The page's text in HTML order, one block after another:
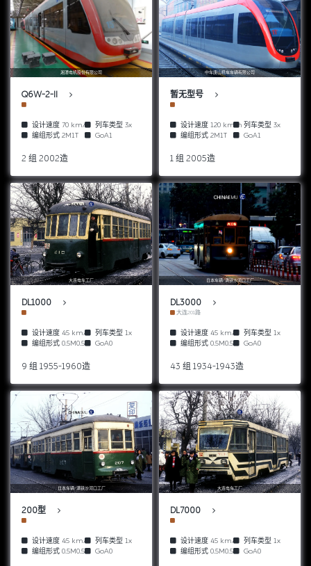
湘潭电机股份有限公司
Q6W-2-II
设计速度 70 km/h 列车类型 3x
编组形式 2M1T GoA1
2 组 2002造
中车唐山机车车辆有限公司
暂无型号
设计速度 120 km/h列车类型 3x
编组形式 2M1T GoA1
1 组 2005造
大连电车工厂
DL1000
设计速度 45 km/h 列车类型 1x
编组形式 0.5M0.5T GoA0
9 组 1955-1960造
日本车辆/满铁沙河口工厂
DL3000
大连201路
设计速度 45 km/h 列车类型 1x
编组形式 0.5M0.5T GoA0
43 组 1934-1943造
日本车辆/满铁沙河口工厂
200型
设计速度 45 km/h 列车类型 1x
编组形式 0.5M0.5T GoA0
大连电车工厂
DL7000
设计速度 45 km/h 列车类型 1x
编组形式 0.5M0.5T GoA0